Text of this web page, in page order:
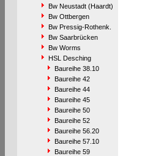
Bw Neustadt (Haardt)
Bw Ottbergen
Bw Pressig-Rothenk.
Bw Saarbrücken
Bw Worms
HSL Desching
Baureihe 38.10
Baureihe 42
Baureihe 44
Baureihe 45
Baureihe 50
Baureihe 52
Baureihe 56.20
Baureihe 57.10
Baureihe 59